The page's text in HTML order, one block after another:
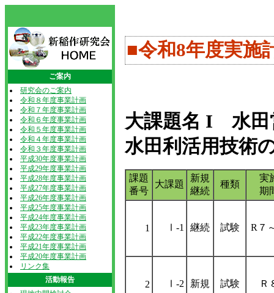
ご案内
研究会のご案内
令和８年度事業計画
令和７年度事業計画
令和６年度事業計画
令和５年度事業計画
令和４年度事業計画
令和３年度事業計画
平成30年度事業計画
平成29年度事業計画
平成28年度事業計画
平成27年度事業計画
平成26年度事業計画
平成25年度事業計画
平成24年度事業計画
平成23年度事業計画
平成22年度事業計画
平成21年度事業計画
平成20年度事業計画
リンク集
活動報告
■令和8年度実施
大課題名 I 水田
水田利活用技術
課題
番号
大課題
新規
継続
種類
実
期
1 Ⅰ-1 継続 試験 R７
2 Ⅰ-2 新規 試験 Ｒ